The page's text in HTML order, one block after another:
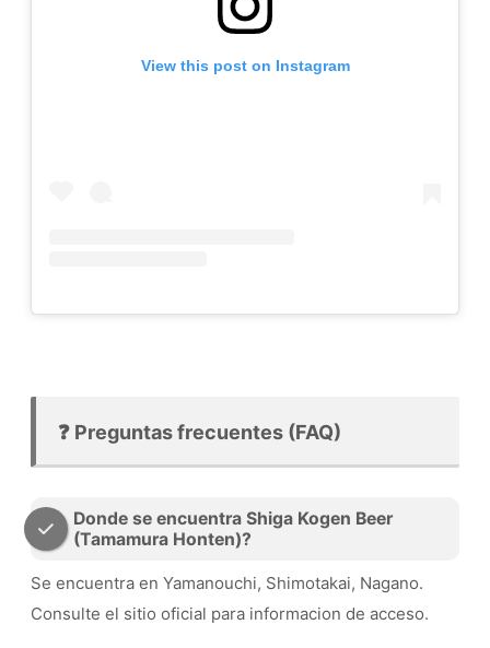
View this post on Instagram
❓ Preguntas frecuentes (FAQ)
Donde se encuentra Shiga Kogen Beer
(Tamamura Honten)?
Se encuentra en Yamanouchi, Shimotakai, Nagano.
Consulte el sitio oficial para informacion de acceso.